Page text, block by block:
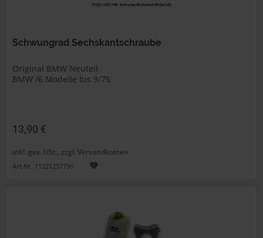
Schwungrad Sechskantschraube
Original BMW Neuteil
BMW /6 Modelle bis 9/75
13,90 €
inkl. ges. USt., zzgl. Versandkosten
Art.Nr. 11221257796